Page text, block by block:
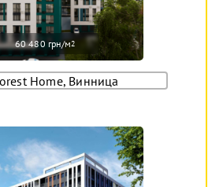
60 480 грн/м2
Home, Винница